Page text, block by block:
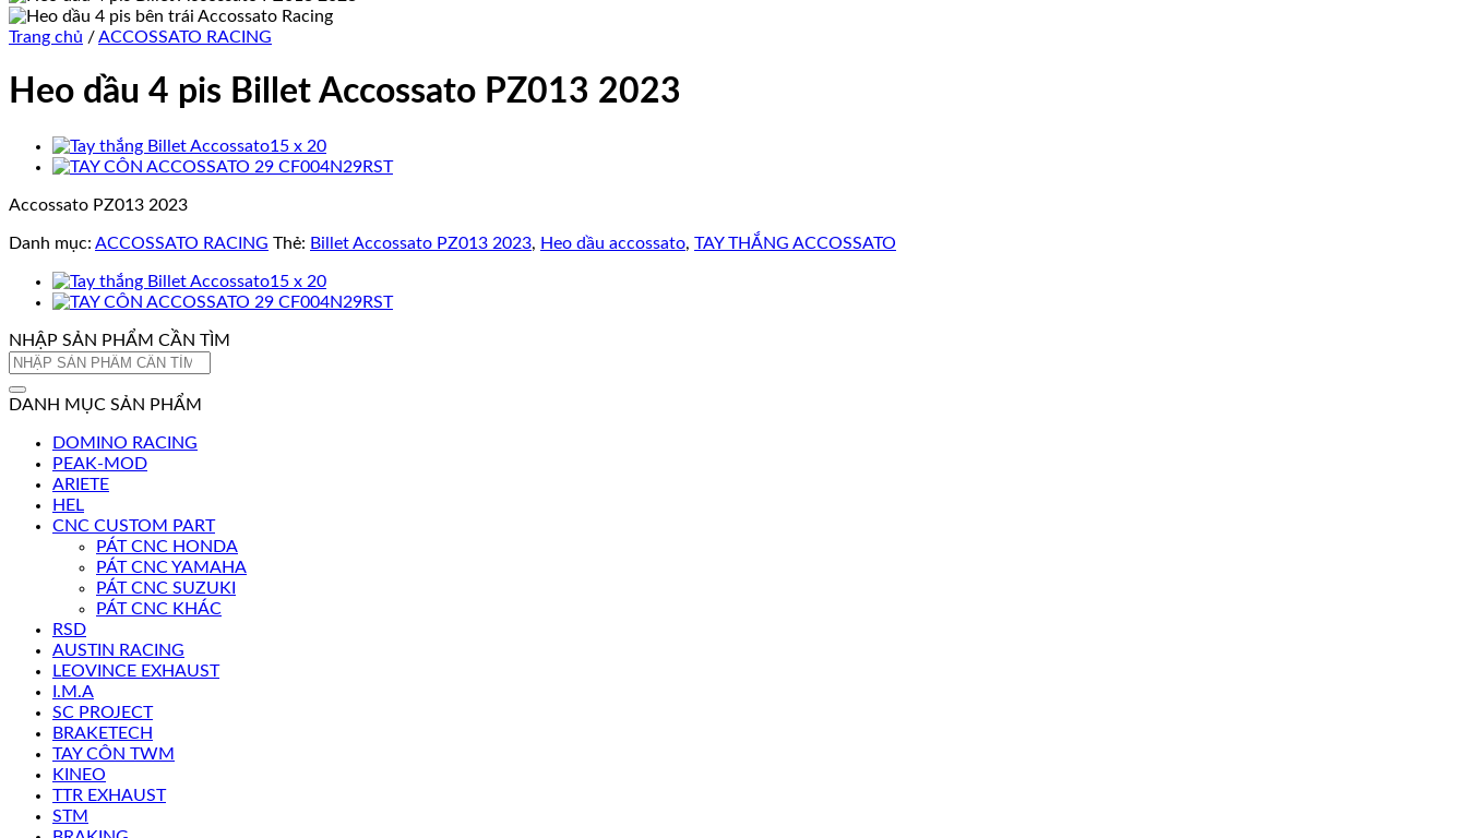
Trang chủ /ACCOSSATO RACING
Heo dầu 4 pis Billet Accossato PZ013 2023
Accossato PZ013 2023
Danh mục: ACCOSSATO RACING Thẻ: Billet Accossato PZ013 2023, Heo dầu accossato, TAY THẮNG ACCOSSATO
NHẬP SẢN PHẨM CẦN TÌM
Tìm
DANH MỤC SẢN PHẨM
DOMINO RACING
PEAK-MOD
ARIETE
HEL
CNC CUSTOM PART
PÁT CNC HONDA
PÁT CNC YAMAHA
PÁT CNC SUZUKI
PÁT CNC KHÁC
RSD
AUSTIN RACING
LEOVINCE EXHAUST
I.M.A
SC PROJECT
BRAKETECH
TAY CÔN TWM
KINEO
TTR EXHAUST
STM